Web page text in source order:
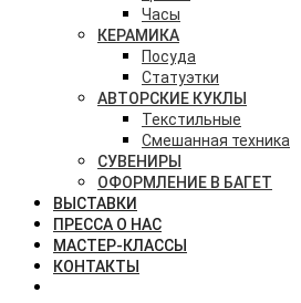
Часы
КЕРАМИКА
Посуда
Статуэтки
АВТОРСКИЕ КУКЛЫ
Текстильные
Смешанная техника
СУВЕНИРЫ
ОФОРМЛЕНИЕ В БАГЕТ
ВЫСТАВКИ
ПРЕССА О НАС
МАСТЕР-КЛАССЫ
КОНТАКТЫ